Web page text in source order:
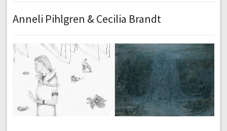
Anneli Pihlgren & Cecilia Brandt